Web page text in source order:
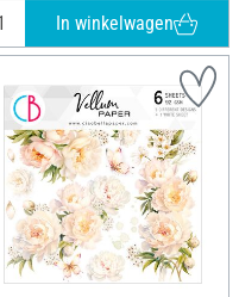
In winkelwagen